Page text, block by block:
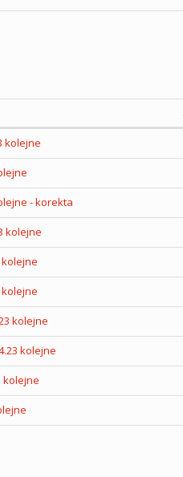
kolejne
- korekta
kolejne
kolejne
kolejne
kolejne
kolejne
kolejne